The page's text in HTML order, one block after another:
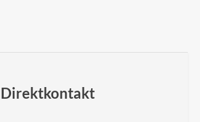
Direktkontakt